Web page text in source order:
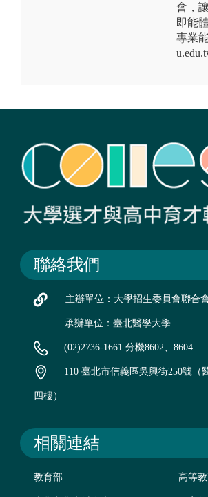
會，
即能
專業
聯絡我們
主辦單位：大學招生委員會聯合
承辦單位：臺北醫學大學
(02)2736-1661 分機8602、8604
110 臺北市信義區吳興街250號（
四樓）
相關連結
教育部 高等教